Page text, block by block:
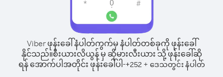
Viber ဖုန်းခေါ်နံပါတ်ကွက်မှ နံပါတ်တစ်ခုကို ဖုန်းခေါ်
နိုင်သည်။စီးယားလိယွန် မှ ဆိုမားလီးယား သို့ ဖုန်းခေါ်ဆို
ရန် အောက်ပါအတိုင်း ဖုန်းခေါ်ပါ-+252+ ဒေသတွင်း နံပါတ်